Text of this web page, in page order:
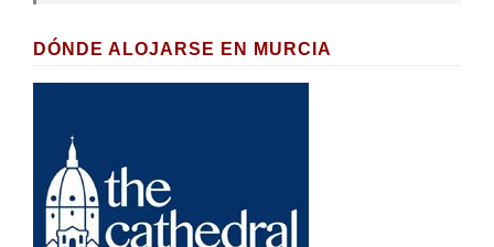
DÓNDE ALOJARSE EN MURCIA